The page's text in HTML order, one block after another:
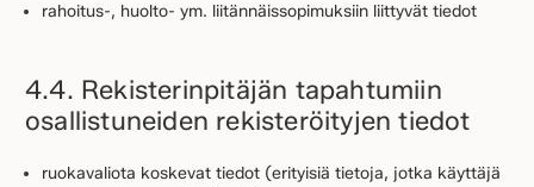
rahoitus-, huolto- ym. liitännäissopimuksiin liittyvät tiedot
4.4. Rekisterinpitäjän tapahtumiin
osallistuneiden rekisteröityjen tiedot
ruokavaliota koskevat tiedot (erityisiä tietoja, jotka käyttäjä